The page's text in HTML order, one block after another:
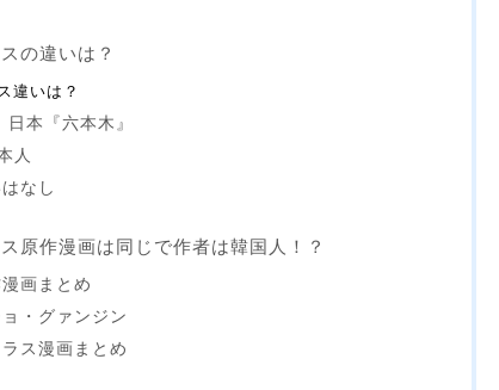
の違いは？
違いは？
本『六本木』
人
なし
原作漫画は同じで作者は韓国人！？
画まとめ
・グァンジン
ス漫画まとめ